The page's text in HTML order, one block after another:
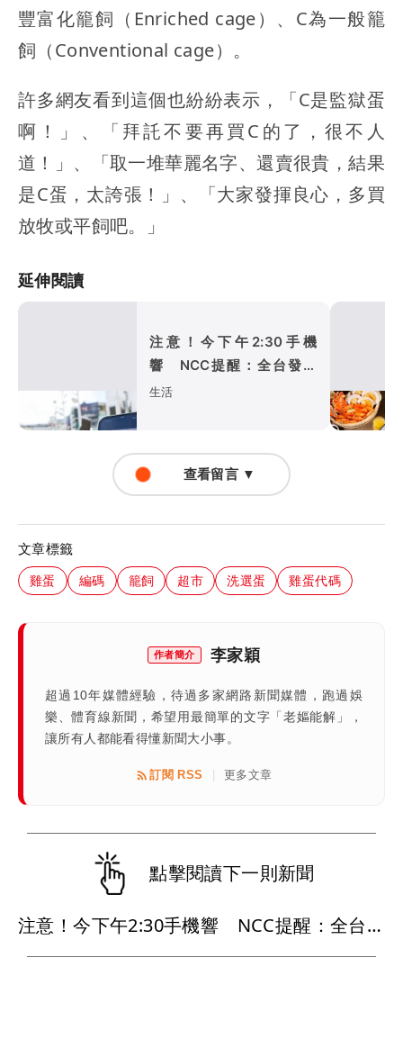
豐富化籠飼（Enriched cage）、C為一般籠
飼（Conventional cage）。
許多網友看到這個也紛紛表示，「C是監獄蛋
啊！」、「拜託不要再買C的了，很不人
道！」、「取一堆華麗名字、還賣很貴，結果
是C蛋，太誇張！」、「大家發揮良心，多買
放牧或平飼吧。」
延伸閱讀
注意！今下午2:30手機
響 NCC提醒：全台發送
演習預告
生活
查看留言 ▼
文章標籤
雞蛋 編碼 籠飼 超市 洗選蛋 雞蛋代碼
作者簡介 李家穎
超過10年媒體經驗，待過多家網路新聞媒體，跑過娛
樂、體育線新聞，希望用最簡單的文字「老嫗能解」，
讓所有人都能看得懂新聞大小事。
訂閱 RSS 更多文章
點擊閱讀下一則新聞
注意！今下午2:30手機響 NCC提醒：全台發送演習預告